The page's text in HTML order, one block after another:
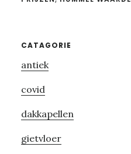
Primary
Sidebar
CATAGORIE
antiek
covid
dakkapellen
gietvloer